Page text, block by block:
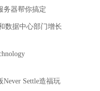
务器帮你搞定
数据中心部门增长
Settle造福玩